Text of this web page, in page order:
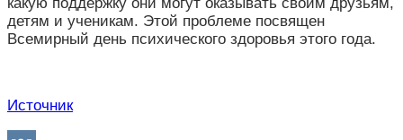
детям и ученикам. Этой проблеме посвящен
Всемирный день психического здоровья этого года.
Источник